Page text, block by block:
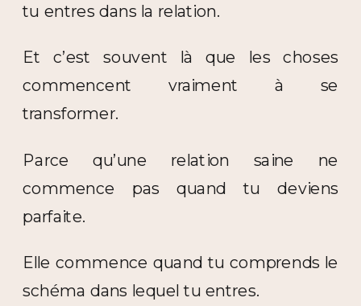
tu entres dans la relation.
Et c’est souvent là que les choses
commencent vraiment à se
transformer.
Parce qu’une relation saine ne
commence pas quand tu deviens
parfaite.
Elle commence quand tu comprends le
schéma dans lequel tu entres.